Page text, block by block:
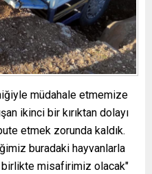
müdahale etmemize
ikinci bir kırıktan dolayı
etmek zorunda kaldık.
buradaki hayvanlarla
misafirimiz olacak"